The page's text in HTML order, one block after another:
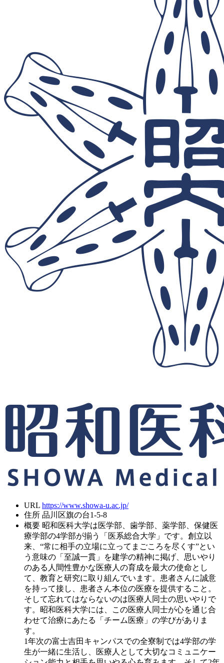
URL https://www.showa-u.ac.jp/
住所 品川区旗の台1-5-8
概要 昭和医科大学は医学部、歯学部、薬学部、保健医
療学部の4学部が揃う「医系総合大学」です。創立以
来、“常に相手の立場に立ってまごころを尽くす”とい
う意味の「至誠一貫」を建学の精神に掲げ、思いやり
のある人間性豊かな医療人の育成を最大の使命とし
て、教育と研究に取り組んでいます。患者さんに誠意
を持って接し、患者さん本位の医療を提供すること。
そして忘れてはならないのは医療人同士の思いやりで
す。昭和医科大学には、この医療人同士が心を通じ合
わせて治療にあたる「チーム医療」の学びがありま
す。
1年次の富士吉田キャンパスでの全寮制では4学部の学
生が一緒に生活し、医療人として大切なコミュニケー